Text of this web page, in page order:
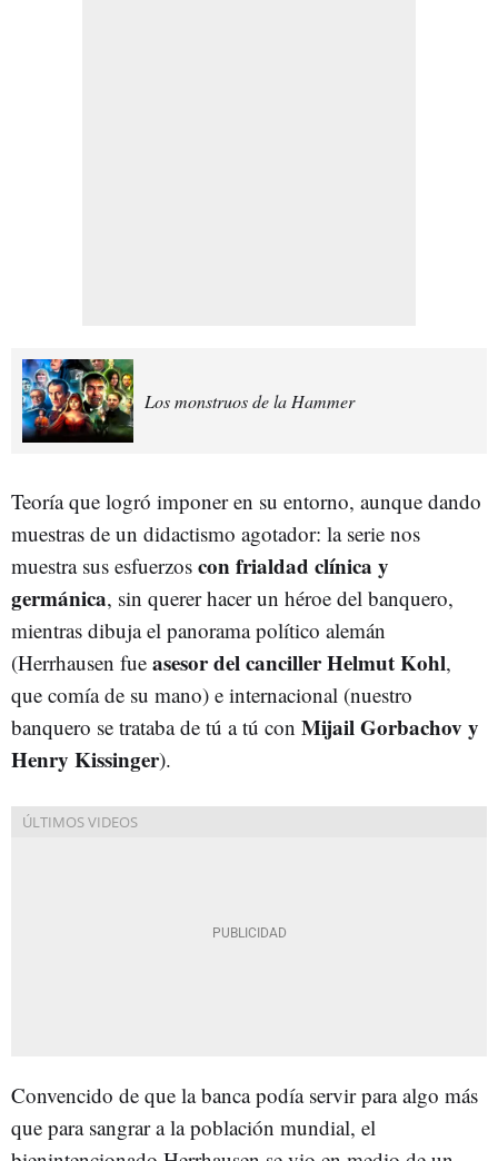
Los monstruos de la Hammer
Teoría que logró imponer en su entorno, aunque dando
muestras de un didactismo agotador: la serie nos
muestra sus esfuerzos con frialdad clínica y
germánica, sin querer hacer un héroe del banquero,
mientras dibuja el panorama político alemán
(Herrhausen fue asesor del canciller Helmut Kohl,
que comía de su mano) e internacional (nuestro
banquero se trataba de tú a tú con Mijail Gorbachov y
Henry Kissinger).
Convencido de que la banca podía servir para algo más
que para sangrar a la población mundial, el